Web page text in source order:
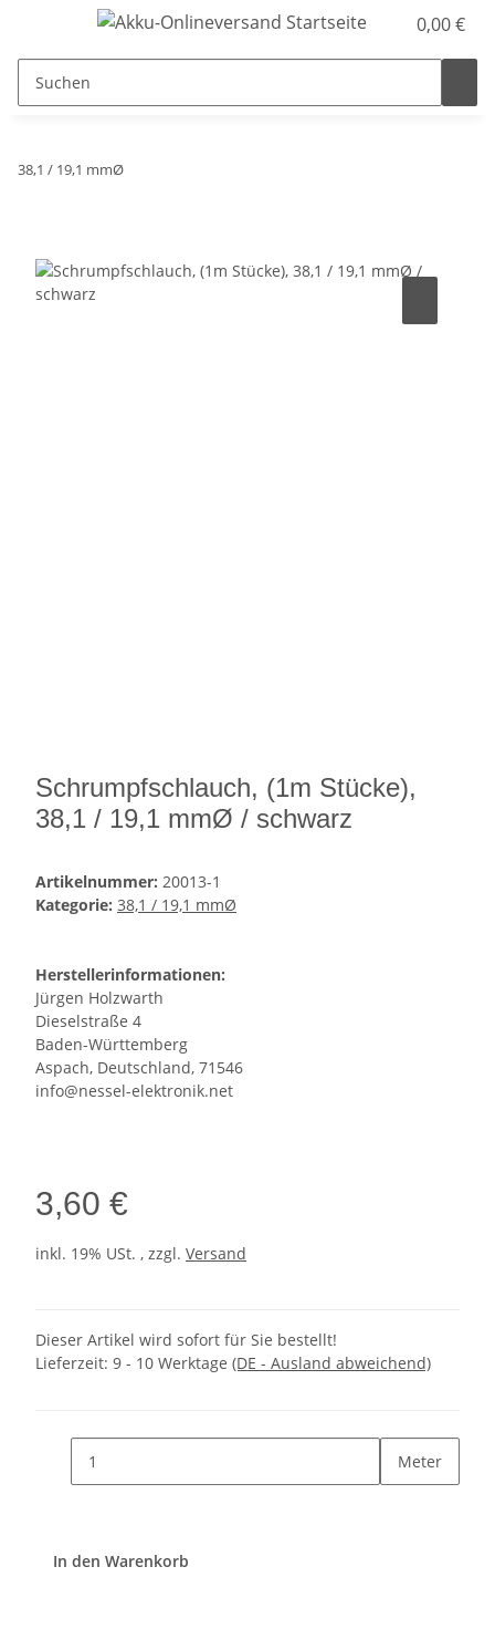
0,00 €
38,1 / 19,1 mmØ
Schrumpfschlauch, (1m Stücke),
38,1 / 19,1 mmØ / schwarz
Artikelnummer: 20013-1
Kategorie: 38,1 / 19,1 mmØ
Herstellerinformationen:
Jürgen Holzwarth
Dieselstraße 4
Baden-Württemberg
Aspach, Deutschland, 71546
info@nessel-elektronik.net
3,60 €
inkl. 19% USt. , zzgl. Versand
Dieser Artikel wird sofort für Sie bestellt!
Lieferzeit: 9 - 10 Werktage (DE - Ausland abweichend)
Meter
In den Warenkorb